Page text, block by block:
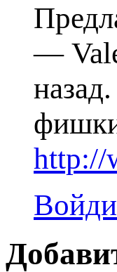
—
http://